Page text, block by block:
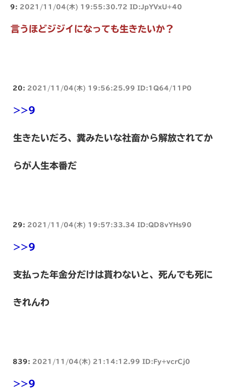
9: 2021/11/04(木) 19:55:30.72 ID:JpYVxU+40
言うほどジジイになっても生きたいか？
20: 2021/11/04(木) 19:56:25.99 ID:1Q64/11P0
>>9
生きたいだろ、糞みたいな社畜から解放されてか
らが人生本番だ
29: 2021/11/04(木) 19:57:33.34 ID:QD8vYHs90
>>9
支払った年金分だけは貰わないと、死んでも死に
きれんわ
839: 2021/11/04(木) 21:14:12.99 ID:Fy+vcrCj0
>>9